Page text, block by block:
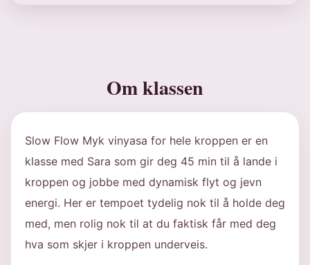
Om klassen
Slow Flow Myk vinyasa for hele kroppen er en
klasse med Sara som gir deg 45 min til å lande i
kroppen og jobbe med dynamisk flyt og jevn
energi. Her er tempoet tydelig nok til å holde deg
med, men rolig nok til at du faktisk får med deg
hva som skjer i kroppen underveis.